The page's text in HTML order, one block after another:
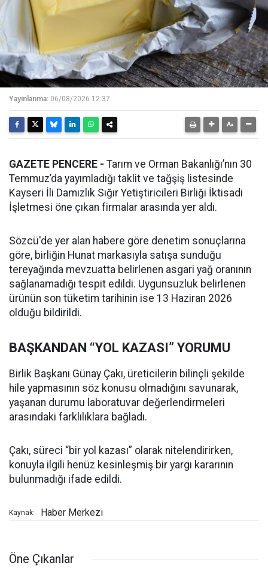
Yayınlanma: 06/08/2026 12:37
GAZETE PENCERE - Tarım ve Orman Bakanlığı’nın 30
Temmuz’da yayımladığı taklit ve tağşiş listesinde
Kayseri İli Damızlık Sığır Yetiştiricileri Birliği İktisadi
İşletmesi öne çıkan firmalar arasında yer aldı.
Sözcü'de yer alan habere göre denetim sonuçlarına
göre, birliğin Hunat markasıyla satışa sunduğu
tereyağında mevzuatta belirlenen asgari yağ oranının
sağlanamadığı tespit edildi. Uygunsuzluk belirlenen
ürünün son tüketim tarihinin ise 13 Haziran 2026
olduğu bildirildi.
BAŞKANDAN “YOL KAZASI” YORUMU
Birlik Başkanı Günay Çakı, üreticilerin bilinçli şekilde
hile yapmasının söz konusu olmadığını savunarak,
yaşanan durumu laboratuvar değerlendirmeleri
arasındaki farklılıklara bağladı.
Çakı, süreci “bir yol kazası” olarak nitelendirirken,
konuyla ilgili henüz kesinleşmiş bir yargı kararının
bulunmadığı ifade edildi.
Kaynak: Haber Merkezi
Öne Çıkanlar